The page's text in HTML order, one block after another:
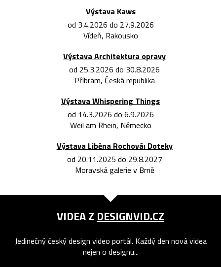
Výstava Kaws
od 3.4.2026 do 27.9.2026
Vídeň, Rakousko
Výstava Architektura opravy
od 25.3.2026 do 30.8.2026
Příbram, Česká republika
Výstava Whispering Things
od 14.3.2026 do 6.9.2026
Weil am Rhein, Německo
Výstava Liběna Rochová: Doteky
od 20.11.2025 do 29.8.2027
Moravská galerie v Brně
VIDEA Z DESIGNVID.CZ
Jedinečný český design video portál. Každý den nová videa
nejen o designu...